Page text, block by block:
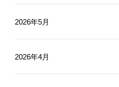
2026年5月
2026年4月